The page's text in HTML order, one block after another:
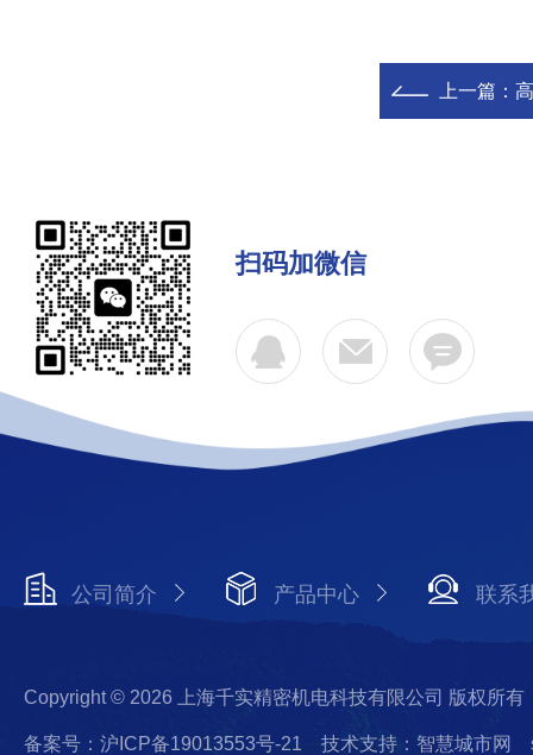
上一篇：
扫码加微信
公司简介 产品中心 联系
Copyright © 2026 上海千实精密机电科技有限公司 版权所有
备案号：沪ICP备19013553号-21 技术支持：智慧城市网